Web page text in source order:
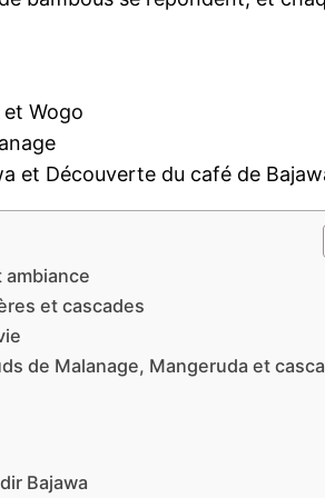
Wogo
et Découverte du café de
et cascades
de Malanage, Mangeruda et
Bajawa